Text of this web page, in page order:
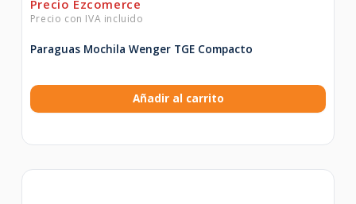
Paraguas Mochila Wenger TGE Compacto
Añadir al carrito